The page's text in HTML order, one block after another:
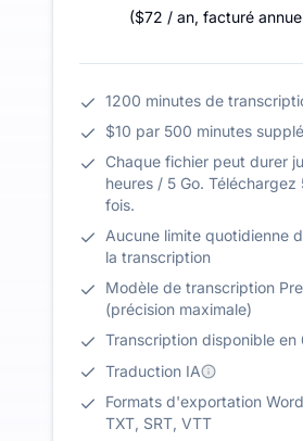
($72 / an, facturé
1200 minutes de
$10 par 500 minutes
Chaque fichier peut durer
heures / 5 Go. Téléchargez
fois.
Aucune limite quotidienne
la transcription
Modèle de transcription
(précision maximale)
Transcription disponible en
Traduction IA
Formats d'exportation
TXT, SRT, VTT